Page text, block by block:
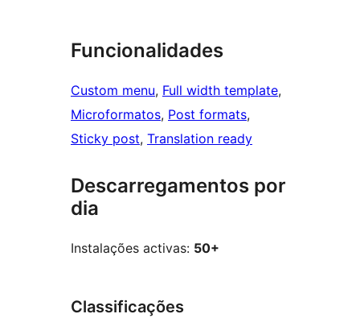
Funcionalidades
Custom menu, Full width template
Microformatos, Post formats
Sticky post, Translation ready
Descarregamentos por
dia
Instalações activas: 50+
Classificações